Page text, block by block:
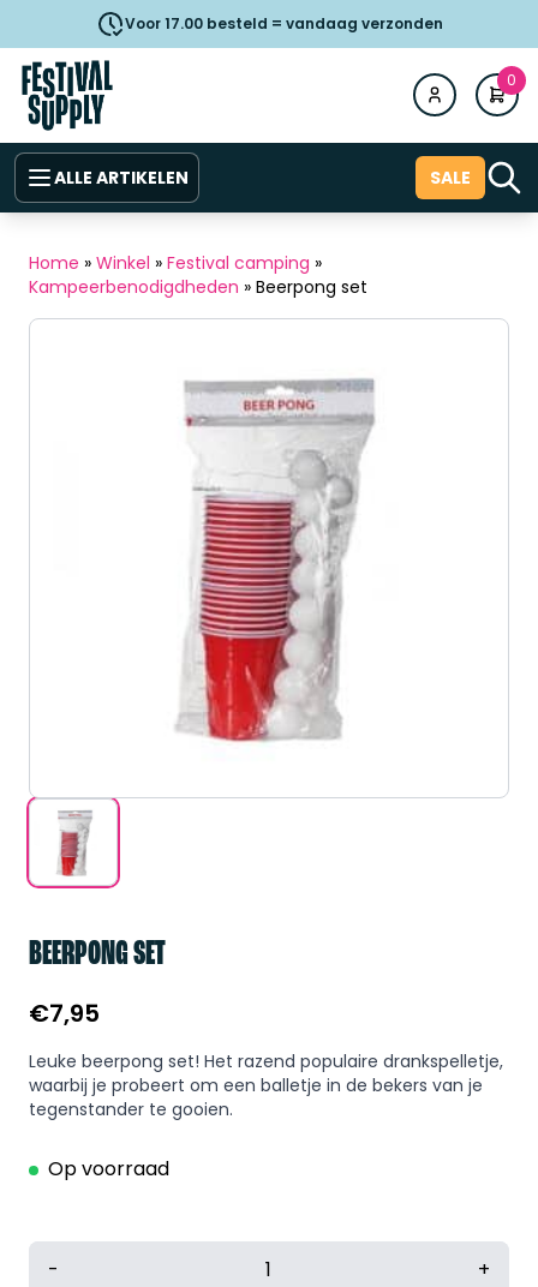
Voor 17.00 besteld = vandaag verzonden
0
ALLE ARTIKELEN SALE
Home » Winkel » Festival camping »
Kampeerbenodigdheden » Beerpong set
BEERPONG SET
€7,95
Leuke beerpong set! Het razend populaire drankspelletje,
waarbij je probeert om een balletje in de bekers van je
tegenstander te gooien.
Op voorraad
Beerpong
- +